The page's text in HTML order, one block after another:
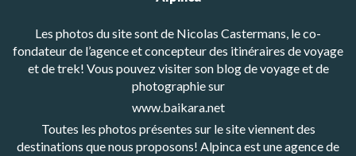
Les photos du site sont de Nicolas Castermans, le co-
fondateur de l’agence et concepteur des itinéraires de voyage
et de trek! Vous pouvez visiter son blog de voyage et de
photographie sur
www.baikara.net
Toutes les photos présentes sur le site viennent des
destinations que nous proposons! Alpinca est une agence de